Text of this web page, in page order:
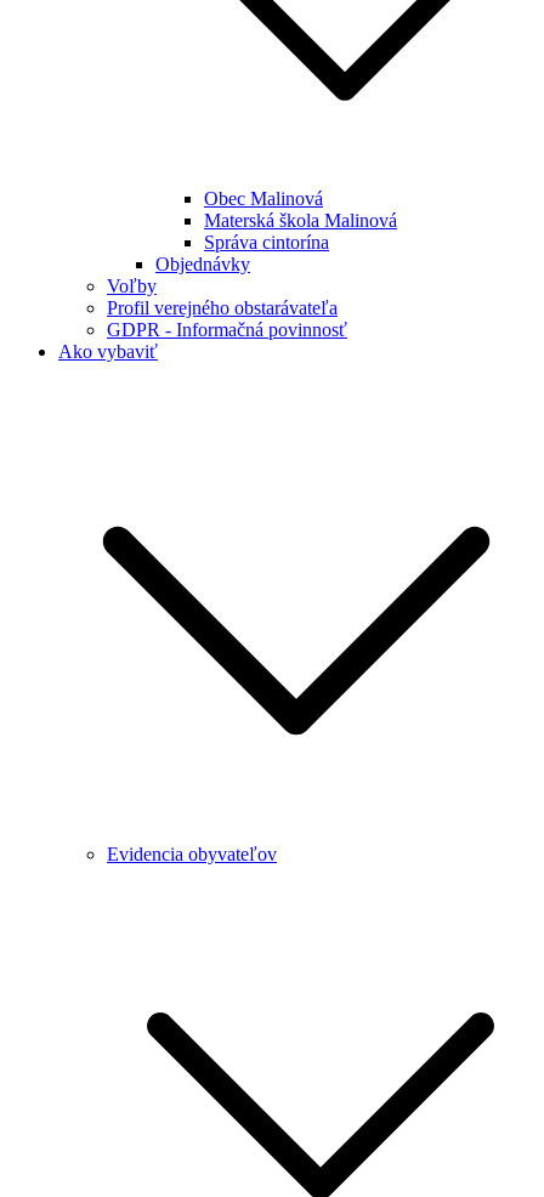
Obec Malinová
Materská škola Malinová
Správa cintorína
Objednávky
Voľby
Profil verejného obstarávateľa
GDPR - Informačná povinnosť
Ako vybaviť
Evidencia obyvateľov